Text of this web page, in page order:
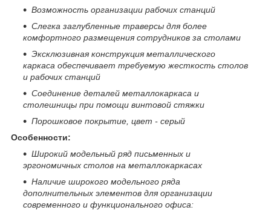
Возможность организации рабочих станций
Слегка заглубленные траверсы для более
комфортного размещения сотрудников за столами
Эксклюзивная конструкция металлического
каркаса обеспечивает требуемую жесткость столов
и рабочих станций
Соединение деталей металлокаркаса и
столешницы при помощи винтовой стяжки
Порошковое покрытие, цвет - серый
Особенности:
Широкий модельный ряд письменных и
эргономичных столов на металлокаркасах
Наличие широкого модельного ряда
дополнительных элементов для организации
современного и функционального офиса: